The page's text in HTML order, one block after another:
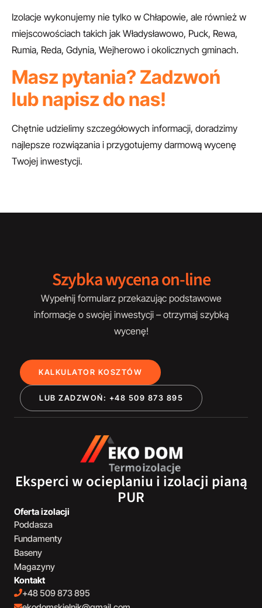
Izolacje wykonujemy nie tylko w Chłapowie, ale również w
miejscowościach takich jak Władysławowo, Puck, Rewa,
Rumia, Reda, Gdynia, Wejherowo i okolicznych gminach.
Masz pytania? Zadzwoń
lub napisz do nas!
Chętnie udzielimy szczegółowych informacji, doradzimy
najlepsze rozwiązania i przygotujemy darmową wycenę
Twojej inwestycji.
Szybka wycena on-line
Wypełnij formularz przekazując podstawowe
informacje o swojej inwestycji – otrzymaj szybką
wycenę!
KALKULATOR KOSZTÓW
LUB ZADZWOŃ: +48 509 873 895
Eksperci w ocieplaniu i izolacji pianą
PUR
Oferta izolacji
Poddasza
Fundamenty
Baseny
Magazyny
Kontakt
+48 509 873 895